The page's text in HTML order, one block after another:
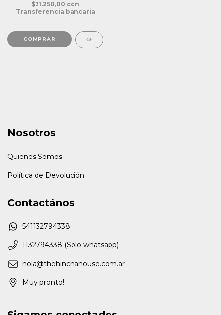
$21.250,00 con
Transferencia bancaria
Nosotros
Quienes Somos
Política de Devolución
Contactános
541132794338
1132794338 (Solo whatsapp)
hola@thehinchahouse.com.ar
Muy pronto!